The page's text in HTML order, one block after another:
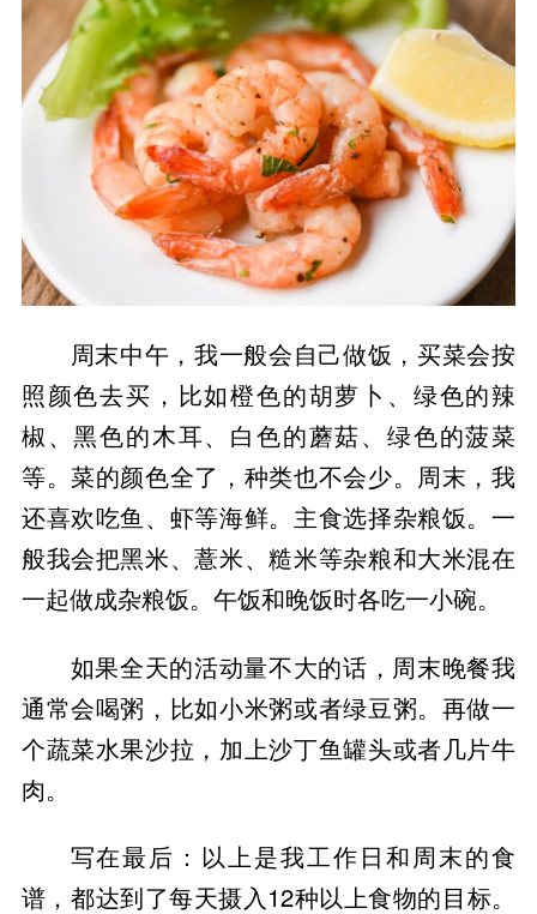
周末中午，我一般会自己做饭，买菜会按
照颜色去买，比如橙色的胡萝卜、绿色的辣
椒、黑色的木耳、白色的蘑菇、绿色的菠菜
等。菜的颜色全了，种类也不会少。周末，我
还喜欢吃鱼、虾等海鲜。主食选择杂粮饭。一
般我会把黑米、薏米、糙米等杂粮和大米混在
一起做成杂粮饭。午饭和晚饭时各吃一小碗。
如果全天的活动量不大的话，周末晚餐我
通常会喝粥，比如小米粥或者绿豆粥。再做一
个蔬菜水果沙拉，加上沙丁鱼罐头或者几片牛
肉。
写在最后：以上是我工作日和周末的食
谱，都达到了每天摄入12种以上食物的目标。